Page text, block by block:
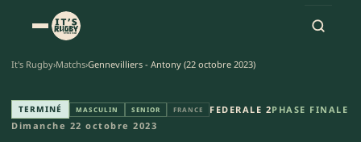
It's Rugby›Matchs›Gennevilliers - Antony (22 octobre 2023)
Club Sportif Multisport
TERMINÉ MASCULIN SENIOR FRANCE FEDERALE 2PHASE FINALE
Dimanche 22 octobre 2023